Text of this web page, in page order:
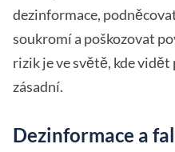
dezinformace,
soukromí a poškozovat
rizik je ve světě, kde
zásadní.
Dezinformace a